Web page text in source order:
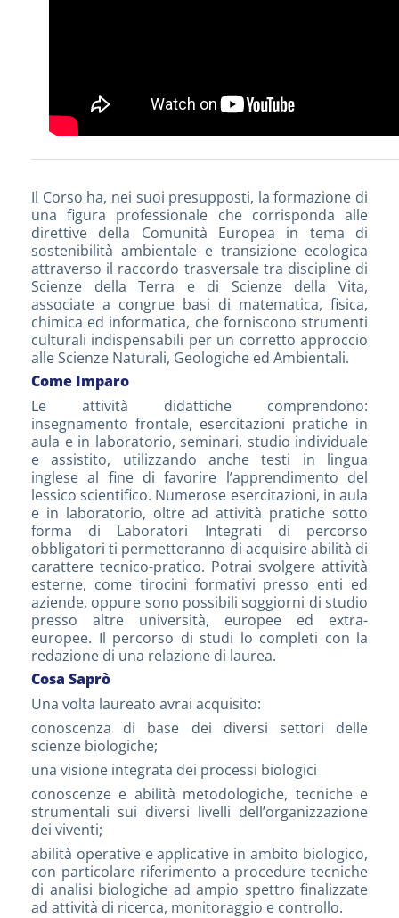
Il Corso ha, nei suoi presupposti, la formazione di
una figura professionale che corrisponda alle
direttive della Comunità Europea in tema di
sostenibilità ambientale e transizione ecologica
attraverso il raccordo trasversale tra discipline di
Scienze della Terra e di Scienze della Vita,
associate a congrue basi di matematica, fisica,
chimica ed informatica, che forniscono strumenti
culturali indispensabili per un corretto approccio
alle Scienze Naturali, Geologiche ed Ambientali.
Come Imparo
Le attività didattiche comprendono:
insegnamento frontale, esercitazioni pratiche in
aula e in laboratorio, seminari, studio individuale
e assistito, utilizzando anche testi in lingua
inglese al fine di favorire l’apprendimento del
lessico scientifico. Numerose esercitazioni, in aula
e in laboratorio, oltre ad attività pratiche sotto
forma di Laboratori Integrati di percorso
obbligatori ti permetteranno di acquisire abilità di
carattere tecnico-pratico. Potrai svolgere attività
esterne, come tirocini formativi presso enti ed
aziende, oppure sono possibili soggiorni di studio
presso altre università, europee ed extra-
europee. Il percorso di studi lo completi con la
redazione di una relazione di laurea.
Cosa Saprò
Una volta laureato avrai acquisito:
conoscenza di base dei diversi settori delle
scienze biologiche;
una visione integrata dei processi biologici
conoscenze e abilità metodologiche, tecniche e
strumentali sui diversi livelli dell’organizzazione
dei viventi;
abilità operative e applicative in ambito biologico,
con particolare riferimento a procedure tecniche
di analisi biologiche ad ampio spettro finalizzate
ad attività di ricerca, monitoraggio e controllo.